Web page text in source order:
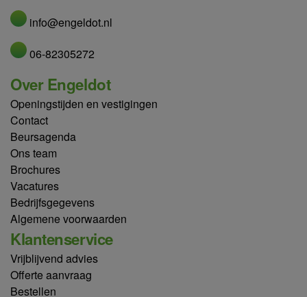
info@engeldot.nl
06-82305272
Over Engeldot
Openingstijden en vestigingen
Contact
Beursagenda
Ons team
Brochures
Vacatures
Bedrijfsgegevens
Algemene voorwaarden
Klantenservice
Vrijblijvend advies
Offerte aanvraag
Bestellen